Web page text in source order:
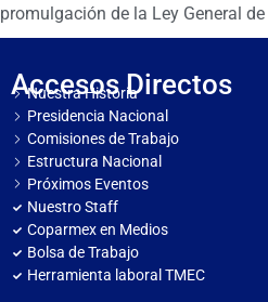
promulgación de la Ley General de
Accesos Directos
Nuestra Historia
Presidencia Nacional
Comisiones de Trabajo
Estructura Nacional
Próximos Eventos
Nuestro Staff
Coparmex en Medios
Bolsa de Trabajo
Herramienta laboral TMEC